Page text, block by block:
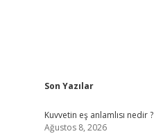
Sidebar
Son Yazılar
Kuvvetin eş anlamlısı nedir ?
Ağustos 8, 2026